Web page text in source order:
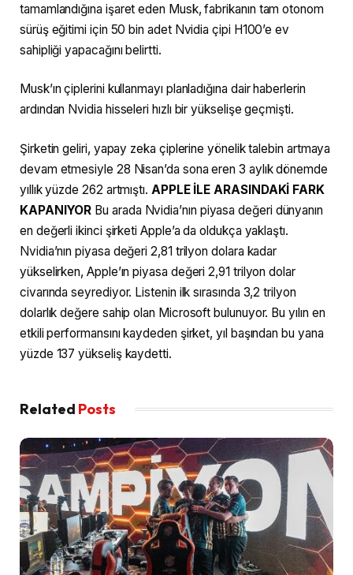
tamamlandığına işaret eden Musk, fabrikanın tam otonom
sürüş eğitimi için 50 bin adet Nvidia çipi H100’e ev
sahipliği yapacağını belirtti.
Musk’ın çiplerini kullanmayı planladığına dair haberlerin
ardından Nvidia hisseleri hızlı bir yükselişe geçmişti.
Şirketin geliri, yapay zeka çiplerine yönelik talebin artmaya
devam etmesiyle 28 Nisan’da sona eren 3 aylık dönemde
yıllık yüzde 262 artmıştı. APPLE İLE ARASINDAKİ FARK
KAPANIYOR Bu arada Nvidia’nın piyasa değeri dünyanın
en değerli ikinci şirketi Apple’a da oldukça yaklaştı.
Nvidia’nın piyasa değeri 2,81 trilyon dolara kadar
yükselirken, Apple’ın piyasa değeri 2,91 trilyon dolar
civarında seyrediyor. Listenin ilk sırasında 3,2 trilyon
dolarlık değere sahip olan Microsoft bulunuyor. Bu yılın en
etkili performansını kaydeden şirket, yıl başından bu yana
yüzde 137 yükseliş kaydetti.
Related Posts